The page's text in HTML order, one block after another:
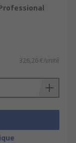
326,26 €/unité